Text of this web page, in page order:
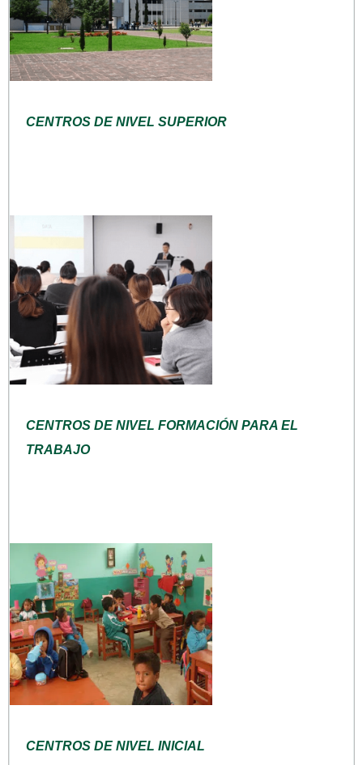
CENTROS DE NIVEL SUPERIOR
CENTROS DE NIVEL FORMACIÓN PARA EL
TRABAJO
CENTROS DE NIVEL INICIAL